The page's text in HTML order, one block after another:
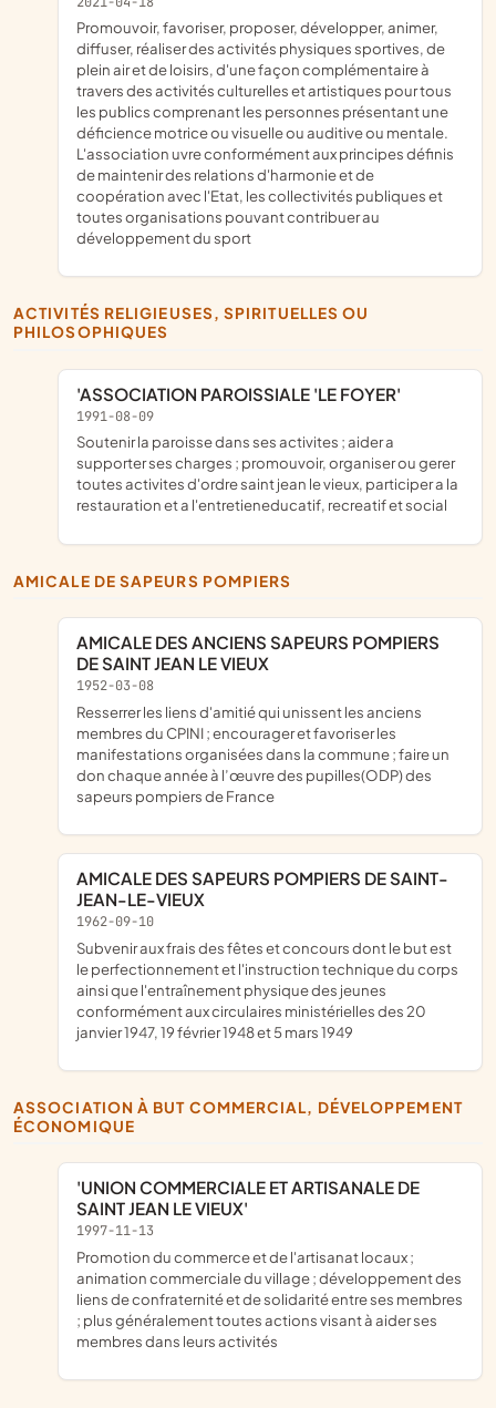
promouvoir, favoriser, proposer, développer, animer,
diffuser, réaliser des activités physiques sportives, de
plein air et de loisirs, d'une façon complémentaire à
travers des activités culturelles et artistiques pour tous
les publics comprenant les personnes présentant une
déficience motrice ou visuelle ou auditive ou mentale.
L'association uvre conformément aux principes définis
de maintenir des relations d'harmonie et de
coopération avec l'Etat, les collectivités publiques et
toutes organisations pouvant contribuer au
développement du sport
ACTIVITÉS RELIGIEUSES, SPIRITUELLES OU
PHILOSOPHIQUES
'ASSOCIATION PAROISSIALE 'LE FOYER'
1991-08-09
soutenir la paroisse dans ses activites ; aider a
supporter ses charges ; promouvoir, organiser ou gerer
toutes activites d'ordre saint jean le vieux, participer a la
restauration et a l'entretieneducatif, recreatif et social
AMICALE DE SAPEURS POMPIERS
AMICALE DES ANCIENS SAPEURS POMPIERS
DE SAINT JEAN LE VIEUX
1952-03-08
resserrer les liens d'amitié qui unissent les anciens
membres du CPINI ; encourager et favoriser les
manifestations organisées dans la commune ; faire un
don chaque année à l’œuvre des pupilles(ODP) des
sapeurs pompiers de France
AMICALE DES SAPEURS POMPIERS DE SAINT-
JEAN-LE-VIEUX
1962-09-10
subvenir aux frais des fêtes et concours dont le but est
le perfectionnement et l'instruction technique du corps
ainsi que l'entraînement physique des jeunes
conformément aux circulaires ministérielles des 20
janvier 1947, 19 février 1948 et 5 mars 1949
ASSOCIATION À BUT COMMERCIAL, DÉVELOPPEMENT
ÉCONOMIQUE
'UNION COMMERCIALE ET ARTISANALE DE
SAINT JEAN LE VIEUX'
1997-11-13
promotion du commerce et de l'artisanat locaux ;
animation commerciale du village ; développement des
liens de confraternité et de solidarité entre ses membres
; plus généralement toutes actions visant à aider ses
membres dans leurs activités